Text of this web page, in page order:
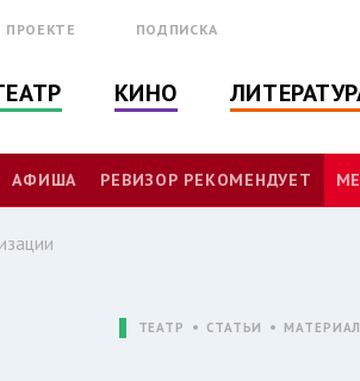
ПРОЕКТЕ ПОДПИСКА
КИНО
АФИША РЕВИЗОР РЕКОМЕНДУЕТ
ТЕАТР СТАТЬИ МАТЕРИАЛ